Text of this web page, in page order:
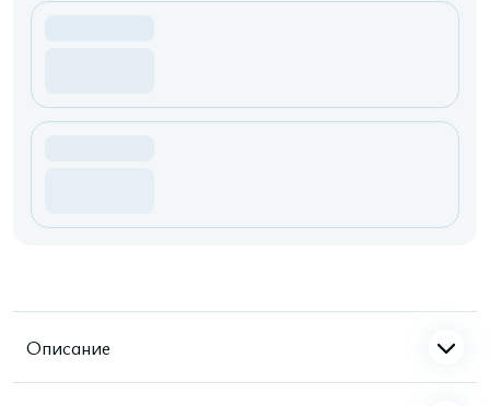
Описание